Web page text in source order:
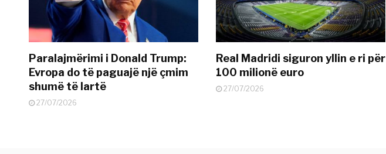
Paralajmërimi i Donald Trump:
Evropa do të paguajë një çmim
shumë të lartë
27/07/2026
Real Madridi siguron yllin e ri për
100 milionë euro
27/07/2026